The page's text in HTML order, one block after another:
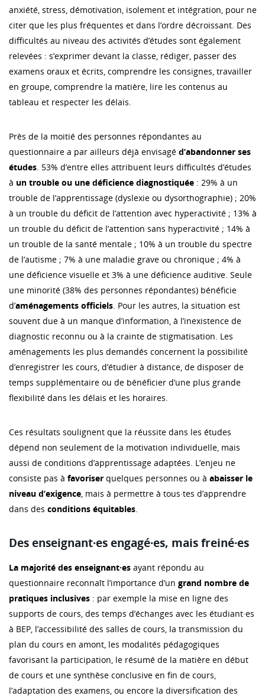
anxiété, stress, démotivation, isolement et intégration, pour ne
citer que les plus fréquentes et dans l’ordre décroissant. Des
difficultés au niveau des activités d’études sont également
relevées : s’exprimer devant la classe, rédiger, passer des
examens oraux et écrits, comprendre les consignes, travailler
en groupe, comprendre la matière, lire les contenus au
tableau et respecter les délais.
Près de la moitié des personnes répondantes au
questionnaire a par ailleurs déjà envisagé d’abandonner ses
études. 53% d’entre elles attribuent leurs difficultés d’études
à un trouble ou une déficience diagnostiquée : 29% à un
trouble de l’apprentissage (dyslexie ou dysorthographie) ; 20%
à un trouble du déficit de l’attention avec hyperactivité ; 13% à
un trouble du déficit de l’attention sans hyperactivité ; 14% à
un trouble de la santé mentale ; 10% à un trouble du spectre
de l’autisme ; 7% à une maladie grave ou chronique ; 4% à
une déficience visuelle et 3% à une déficience auditive. Seule
une minorité (38% des personnes répondantes) bénéficie
d’aménagements officiels. Pour les autres, la situation est
souvent due à un manque d’information, à l’inexistence de
diagnostic reconnu ou à la crainte de stigmatisation. Les
aménagements les plus demandés concernent la possibilité
d’enregistrer les cours, d’étudier à distance, de disposer de
temps supplémentaire ou de bénéficier d’une plus grande
flexibilité dans les délais et les horaires.
Ces résultats soulignent que la réussite dans les études
dépend non seulement de la motivation individuelle, mais
aussi de conditions d’apprentissage adaptées. L’enjeu ne
consiste pas à favoriser quelques personnes ou à abaisser le
niveau d’exigence, mais à permettre à tous·tes d’apprendre
dans des conditions équitables.
Des enseignant·es engagé·es, mais freiné·es
La majorité des enseignant·es ayant répondu au
questionnaire reconnaît l’importance d’un grand nombre de
pratiques inclusives : par exemple la mise en ligne des
supports de cours, des temps d’échanges avec les étudiant·es
à BEP, l’accessibilité des salles de cours, la transmission du
plan du cours en amont, les modalités pédagogiques
favorisant la participation, le résumé de la matière en début
de cours et une synthèse conclusive en fin de cours,
l’adaptation des examens, ou encore la diversification des